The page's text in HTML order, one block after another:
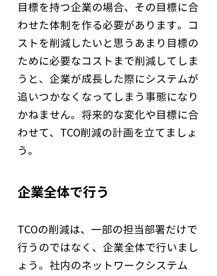
目標を持つ企業の場合、その目標に合
わせた体制を作る必要があります。コ
ストを削減したいと思うあまり目標の
ために必要なコストまで削減してしま
うと、企業が成長した際にシステムが
追いつかなくなってしまう事態になり
かねません。将来的な変化や目標に合
わせて、 TCO削減の計画を立てましょ
う。
企業全体で行う
TCOの削減は、一部の担当部署だけで
行うのではなく、企業全体で行いまし
ょう。社内のネットワークシステム